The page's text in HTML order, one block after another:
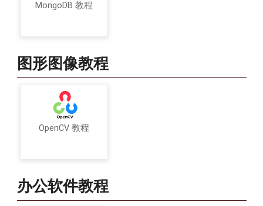
MongoDB 教程
图形图像教程
OpenCV 教程
办公软件教程